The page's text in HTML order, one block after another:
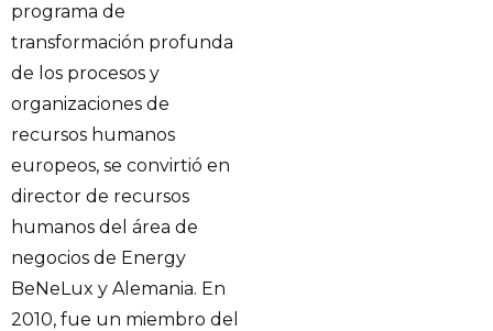
programa de
transformación profunda
de los procesos y
organizaciones de
recursos humanos
europeos, se convirtió en
director de recursos
humanos del área de
negocios de Energy
BeNeLux y Alemania. En
2010, fue un miembro del